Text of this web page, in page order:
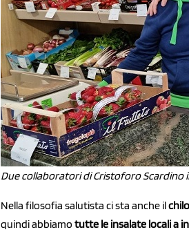
Due collaboratori di Cristoforo Scardino
Nella filosofia salutista ci sta anche il
quindi abbiamo tutte le insalate locali a